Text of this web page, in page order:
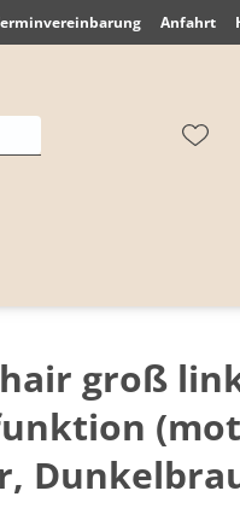
Anfahrt
groß